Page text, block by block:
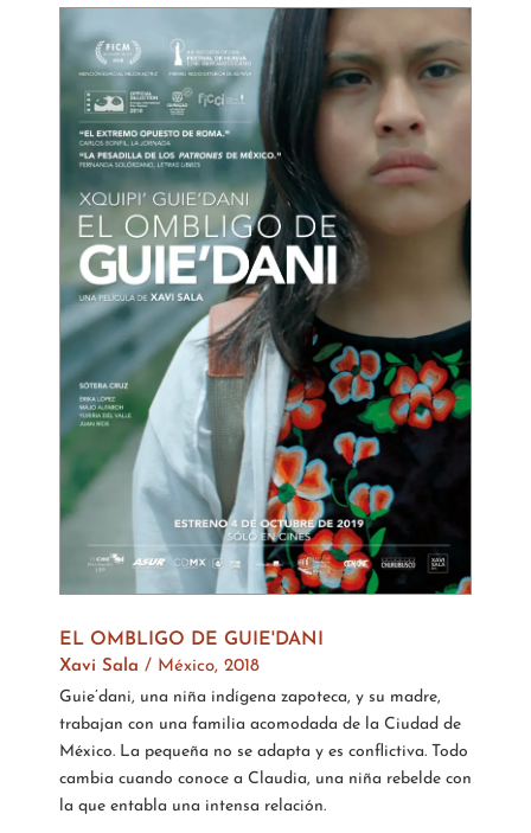
EL OMBLIGO DE GUIE'DANI
Xavi Sala / México, 2018
Guie’dani, una niña indígena zapoteca, y su madre,
trabajan con una familia acomodada de la Ciudad de
México. La pequeña no se adapta y es conflictiva. Todo
cambia cuando conoce a Claudia, una niña rebelde con
la que entabla una intensa relación.